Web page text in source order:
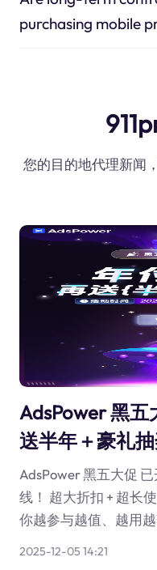
purchasing mobile
您的目的地代理新闻
AdsPower 黑五
送半年＋豪礼
AdsPower 黑五大促
线！ 超大折扣 + 超长
你越参与越值、越用越
2025-12-05 14:21